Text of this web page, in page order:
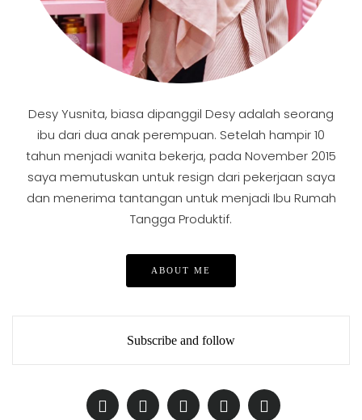
Desy Yusnita, biasa dipanggil Desy adalah seorang
ibu dari dua anak perempuan. Setelah hampir 10
tahun menjadi wanita bekerja, pada November 2015
saya memutuskan untuk resign dari pekerjaan saya
dan menerima tantangan untuk menjadi Ibu Rumah
Tangga Produktif.
ABOUT ME
Subscribe and follow